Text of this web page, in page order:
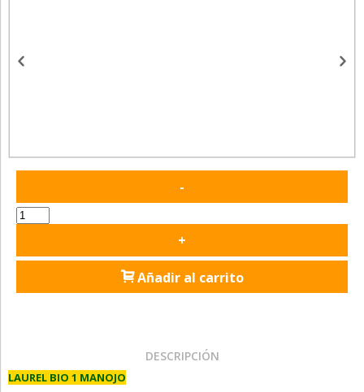
-
+
Añadir al carrito
DESCRIPCIÓN
LAUREL BIO 1 MANOJO